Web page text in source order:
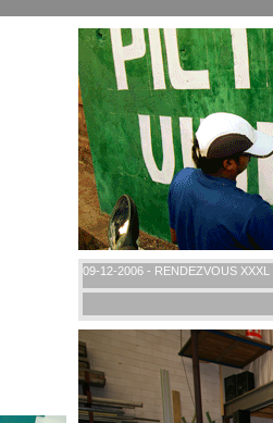
09-12-2006 - RENDEZVOUS XXXL